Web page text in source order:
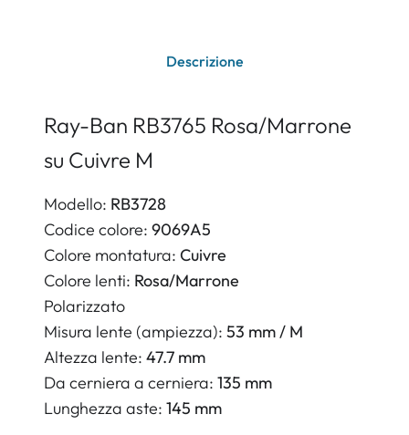
Descrizione
Ray-Ban RB3765 Rosa/Marrone
su Cuivre M
Modello: RB3728
Codice colore: 9069A5
Colore montatura: Cuivre
Colore lenti: Rosa/Marrone
Polarizzato
Misura lente (ampiezza): 53 mm / M
Altezza lente: 47.7 mm
Da cerniera a cerniera: 135 mm
Lunghezza aste: 145 mm